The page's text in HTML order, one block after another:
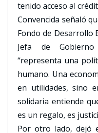
tenido acceso al
Convencida señaló
Fondo de Desarrollo
Jefa de
“representa una
humano. Una
en utilidades, sino
solidaria entiende
es un regalo, es
Por otro lado, dejó